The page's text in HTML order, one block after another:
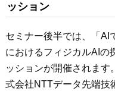
ッション
セミナー後半では、「AI
におけるフィジカルAIの
ッションが開催されます
式会社NTTデータ先端技